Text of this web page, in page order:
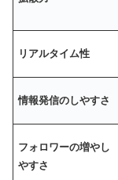
リアルタイム性
情報発信のしやすさ
フォロワーの増やし
やすさ